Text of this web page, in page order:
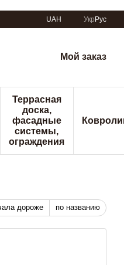
UAH Укр Рус
Мой заказ
Террасная
доска,
фасадные
системы,
ограждения
дороже по названию